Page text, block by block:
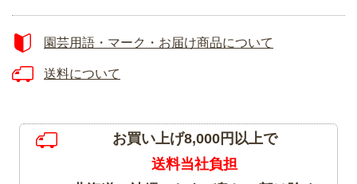
園芸用語・マーク・お届け商品について
送料について
お買い上げ8,000円以上で
送料当社負担